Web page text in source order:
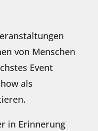
von Menschen
Event
als
in Erinnerung